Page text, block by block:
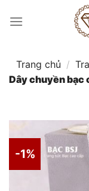
đến
Trang chủ /
Dây chuyền bạc
-1%